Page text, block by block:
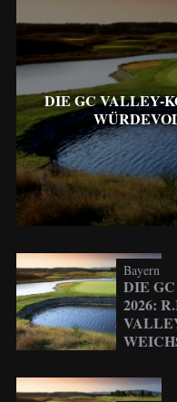
DIE GC VALLEY-
Bayern
DIE
2026: